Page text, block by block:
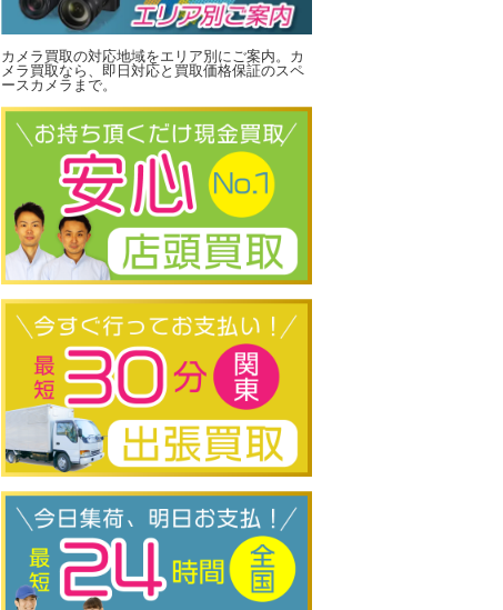
カメラ買取の対応地域をエリア別にご案内。カ
メラ買取なら、即日対応と買取価格保証のスペ
ースカメラまで。